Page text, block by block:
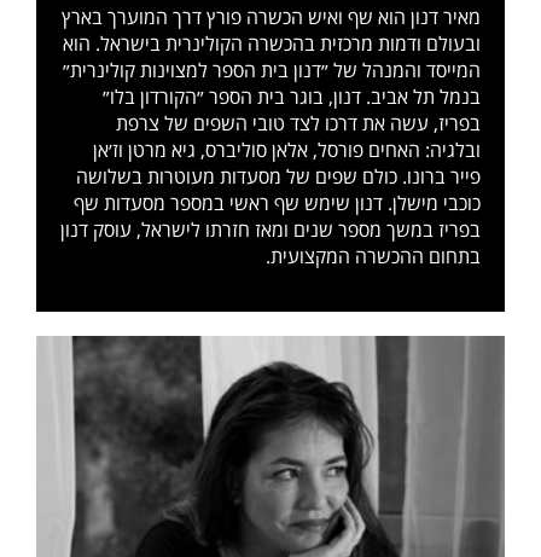
מאיר דנון הוא שף ואיש הכשרה פורץ דרך המוערך בארץ
ובעולם ודמות מרכזית בהכשרה הקולינרית בישראל. הוא
המייסד והמנהל של ״דנון בית הספר למצוינות קולינרית״
בנמל תל אביב. דנון, בוגר בית הספר ״הקורדון בלו״
בפריז, עשה את דרכו לצד טובי השפים של צרפת
ובלגיה: האחים פורסל, אלאן סוליברס, גיא מרטן וז׳אן
פייר ברונו. כולם שפים של מסעדות מעוטרות בשלושה
כוכבי מישלן. דנון שימש שף ראשי במספר מסעדות שף
בפריז במשך מספר שנים ומאז חזרתו לישראל, עוסק דנון
בתחום ההכשרה המקצועית.